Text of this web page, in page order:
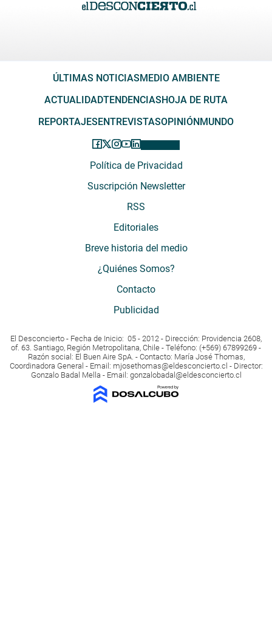
ÚLTIMAS NOTICIASMEDIO AMBIENTE
ACTUALIDADTENDENCIASHOJA DE RUTA
REPORTAJESENTREVISTASOPINIÓNMUNDO
Política de Privacidad
Suscripción Newsletter
RSS
Editoriales
Breve historia del medio
¿Quiénes Somos?
Contacto
Publicidad
El Desconcierto - Fecha de Inicio: 05 - 2012 - Dirección: Providencia 2608,
of. 63. Santiago, Región Metropolitana, Chile - Teléfono: (+569) 67899269 -
Razón social: El Buen Aire SpA. - Contacto: María José Thomas,
Coordinadora General - Email: mjosethomas@eldesconcierto.cl - Director:
Gonzalo Badal Mella - Email: gonzalobadal@eldesconcierto.cl